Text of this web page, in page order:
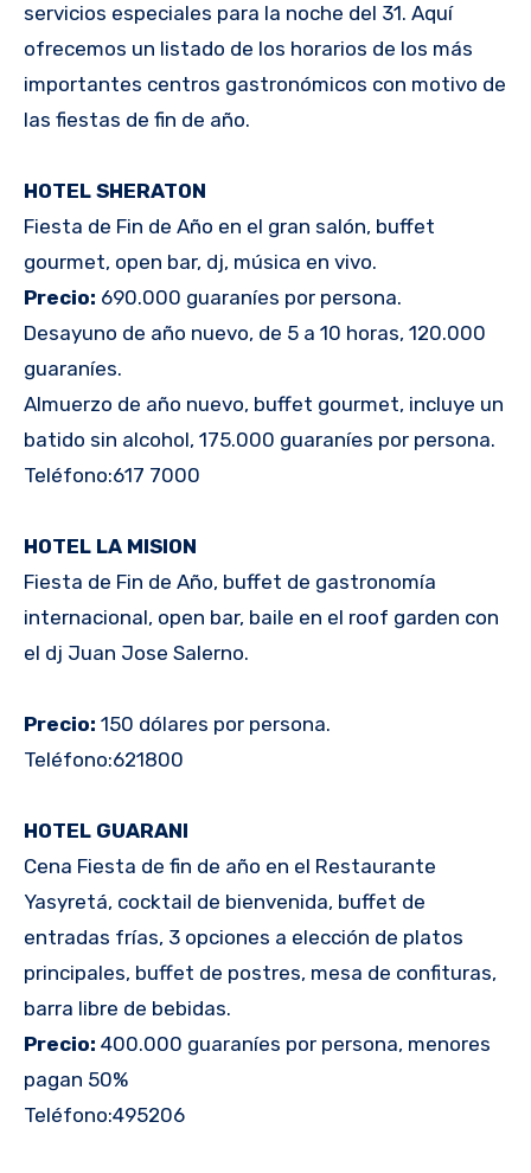
servicios especiales para la noche del 31. Aquí
ofrecemos un listado de los horarios de los más
importantes centros gastronómicos con motivo de
las fiestas de fin de año.
HOTEL SHERATON
Fiesta de Fin de Año en el gran salón, buffet
gourmet, open bar, dj, música en vivo.
Precio: 690.000 guaraníes por persona.
Desayuno de año nuevo, de 5 a 10 horas, 120.000
guaraníes.
Almuerzo de año nuevo, buffet gourmet, incluye un
batido sin alcohol, 175.000 guaraníes por persona.
Teléfono:617 7000
HOTEL LA MISION
Fiesta de Fin de Año, buffet de gastronomía
internacional, open bar, baile en el roof garden con
el dj Juan Jose Salerno.
Precio: 150 dólares por persona.
Teléfono:621800
HOTEL GUARANI
Cena Fiesta de fin de año en el Restaurante
Yasyretá, cocktail de bienvenida, buffet de
entradas frías, 3 opciones a elección de platos
principales, buffet de postres, mesa de confituras,
barra libre de bebidas.
Precio: 400.000 guaraníes por persona, menores
pagan 50%
Teléfono:495206